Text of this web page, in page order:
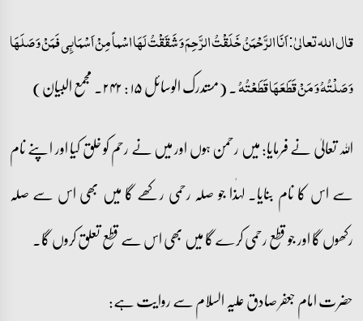
قال اللہ تعالیٰ: اَنَا الرَّحْمَنُ خَلَقْتُ الرَّحِمَ وَ شَقَقْتُ لَھَا اسْماً مِنْ اَسْمَائِی فَمَنْ وَ صَلَھَا
وَ صَلْتُہُ وَ مَنْ قَطَعَھَا قَطَعْتُہُ۔ (مستدرک الوسائل ۱۵ : ۲۴۲۔ مجمع البیان)
اللہ تعالیٰ نے فرمایا: میں رحمن ہوں اور میں نے رحم کو خلق کیا اور اپنے نام
سے اس کا نام بنایا۔ لہٰذا جو صلہ رحمی رکھے گا میں بھی اس سے صلہ
رکھوں گا اور جو قطع رحمی کرے گا میں بھی اس سے قطع تعلق کروں گا۔
حضرت امام جعفر صادق علیہ السلام سے روایت ہے: